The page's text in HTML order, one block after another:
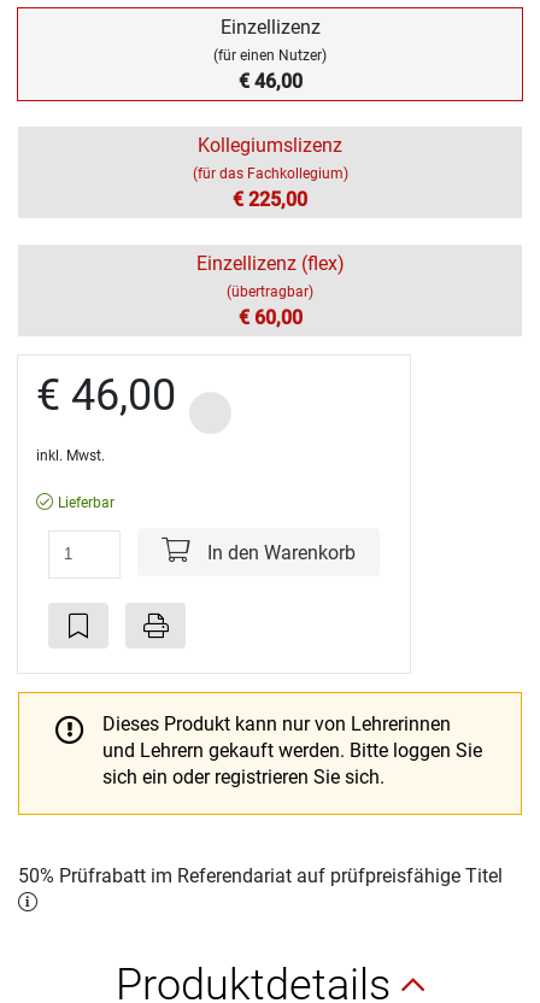
Einzellizenz
(für einen Nutzer)
€ 46,00
Kollegiumslizenz
(für das Fachkollegium)
€ 225,00
Einzellizenz (flex)
(übertragbar)
€ 60,00
€ 46,00
inkl. Mwst.
Lieferbar
In den Warenkorb
Dieses Produkt kann nur von Lehrerinnen
und Lehrern gekauft werden. Bitte loggen Sie
sich ein oder registrieren Sie sich.
50% Prüfrabatt im Referendariat auf prüfpreisfähige Titel
Produktdetails